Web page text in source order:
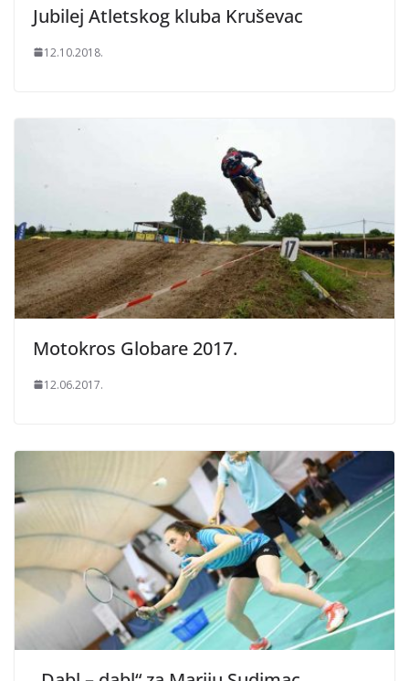
Jubilej Atletskog kluba Kruševac
12.10.2018.
Motokros Globare 2017.
12.06.2017.